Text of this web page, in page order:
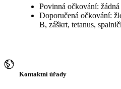
Povinná očkování: žádná
Doporučená očkování:
B, záškrt, tetanus,
Kontaktní úřady